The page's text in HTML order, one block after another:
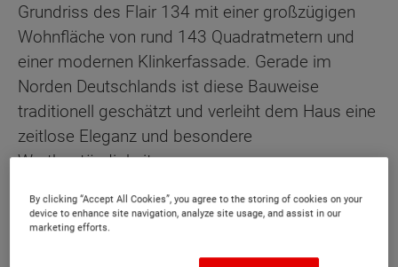
Grundriss des Flair 134 mit einer großzügigen
Wohnfläche von rund 143 Quadratmetern und
einer modernen Klinkerfassade. Gerade im
Norden Deutschlands ist diese Bauweise
traditionell geschätzt und verleiht dem Haus eine
zeitlose Eleganz und besondere
Wertbeständigkeit.
Im Inneren überzeugt das Haus durch einen
lichtdurchfluteten Wohn- und Essbereich, eine
offene Küche sowie flexible Raumlösungen für
By clicking “Accept All Cookies”, you agree to the storing of cookies on your
device to enhance site navigation, analyze site usage, and assist in our
marketing efforts.